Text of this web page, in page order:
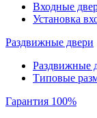
Входные
Установка
Раздвижные двери
Раздвижные
Типовые
Гарантия 100%